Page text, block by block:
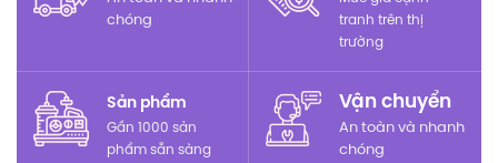
chóng
tranh trên thị
trường
Sản phẩm
Gần 1000 sản
phẩm sẵn sàng
Vận chuyển
An toàn và nhanh
chóng